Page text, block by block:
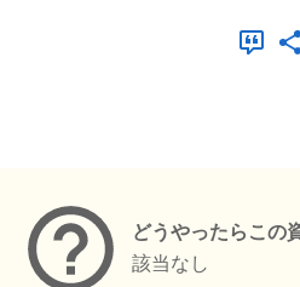
どうやったらこの
該当なし